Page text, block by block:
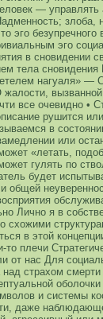
— управлять
злоба,
эго безупречного
эго
в сновидении
тела сновидения
нагуаля» —
жалости,
все очевидно •
рушится
в
или
«летать,
гулять по
будет
общей
Лично я в
схожими
в этой
то плечи
от нас Для
страхом смерти
и системы
даже